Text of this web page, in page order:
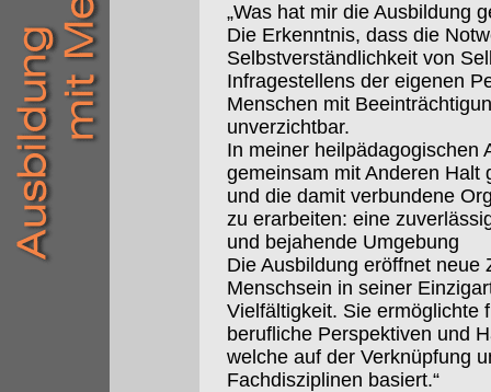
„Was hat mir die Ausbildung
Die Erkenntnis, dass die
Selbstverständlichkeit von
Infragestellens der eigenen
Menschen mit
unverzichtbar.
In meiner heilpädagogischen
gemeinsam mit Anderen Halt
und die damit verbundene
zu erarbeiten: eine
und bejahende Umgebung
Die Ausbildung eröffnet neue
Menschsein in seiner
Vielfältigkeit. Sie ermöglichte
berufliche Perspektiven und
welche auf der Verknüpfung
Fachdisziplinen basiert.“